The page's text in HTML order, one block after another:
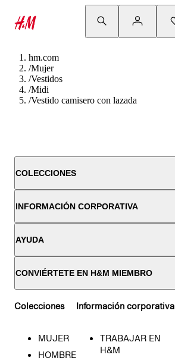
hm.com
/Mujer
/Vestidos
/Midi
/Vestido camisero con lazada
COLECCIONES
INFORMACIÓN CORPORATIVA
AYUDA
CONVIÉRTETE EN H&M MIEMBRO
Colecciones
MUJER
HOMBRE
Información corporativa
TRABAJAR EN
H&M